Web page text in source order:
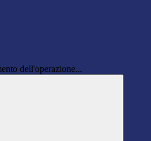
dell'operazione...